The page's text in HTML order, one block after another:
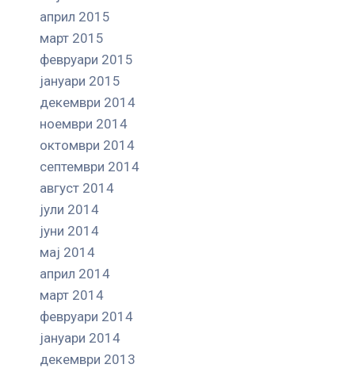
април 2015
март 2015
февруари 2015
јануари 2015
декември 2014
ноември 2014
октомври 2014
септември 2014
август 2014
јули 2014
јуни 2014
мај 2014
април 2014
март 2014
февруари 2014
јануари 2014
декември 2013